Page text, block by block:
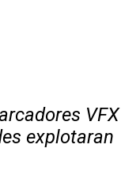
VFX
explotaran